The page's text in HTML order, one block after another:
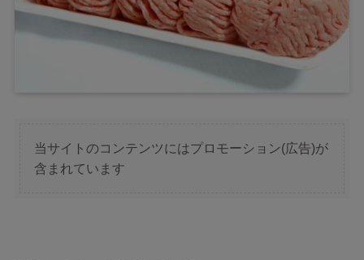
当サイトのコンテンツにはプロモーション(広告)が
含まれています